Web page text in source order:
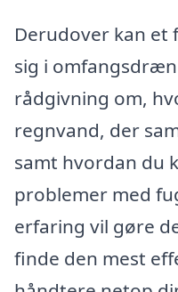
Derudover kan et
sig i
rådgivning om,
regnvand, der
samt hvordan du
problemer med
erfaring vil gøre
finde den mest